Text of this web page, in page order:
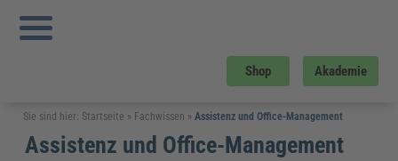
Shop Akademie
Sie sind hier: Startseite » Fachwissen »Assistenz und Office-Management
Assistenz und Office-Management